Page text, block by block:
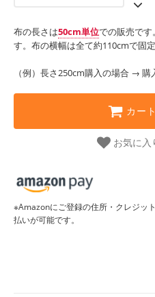
布の長さは50cm単位での販売です
す。布の横幅は全て約110cmで固定
（例）長さ250cm購入の場合 → 購
カー
お気に入
※Amazonにご登録の住所・クレジッ
払いが可能です。